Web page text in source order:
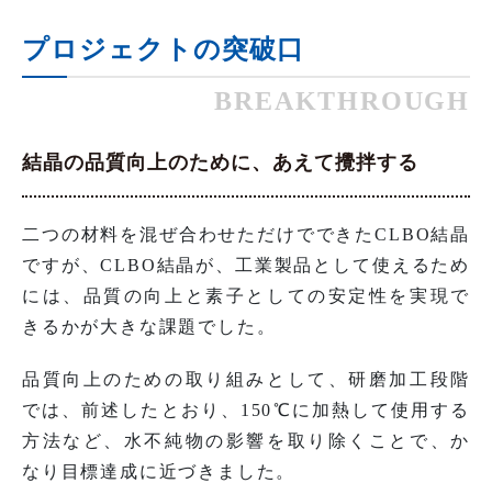
プロジェクトの突破口
BREAKTHROUGH
結晶の品質向上のために、あえて攪拌する
二つの材料を混ぜ合わせただけでできたCLBO結晶
ですが、CLBO結晶が、工業製品として使えるため
には、品質の向上と素子としての安定性を実現で
きるかが大きな課題でした。
品質向上のための取り組みとして、研磨加工段階
では、前述したとおり、150℃に加熱して使用する
方法など、水不純物の影響を取り除くことで、か
なり目標達成に近づきました。